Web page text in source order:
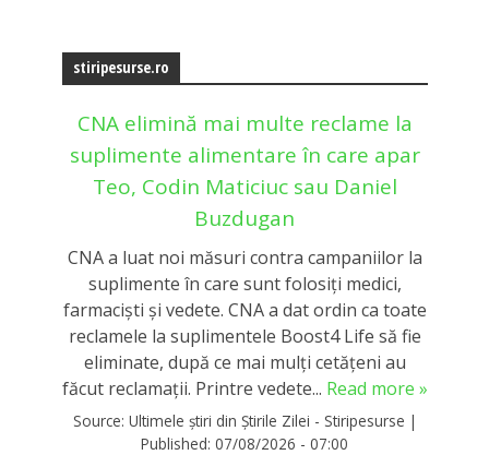
stiripesurse.ro
CNA elimină mai multe reclame la
suplimente alimentare în care apar
Teo, Codin Maticiuc sau Daniel
Buzdugan
CNA a luat noi măsuri contra campaniilor la
suplimente în care sunt folosiţi medici,
farmacişti şi vedete. CNA a dat ordin ca toate
reclamele la suplimentele Boost4 Life să fie
eliminate, după ce mai mulți cetățeni au
făcut reclamații. Printre vedete... Read more »
Source: Ultimele știri din Știrile Zilei - Stiripesurse |
Published: 07/08/2026 - 07:00